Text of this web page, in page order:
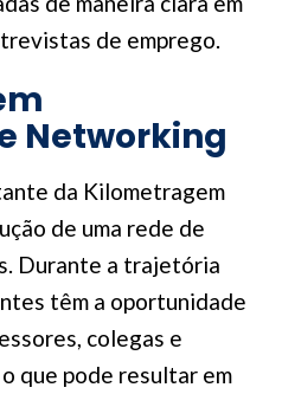
de emprego.
Networking
da Kilometragem
de uma rede de
Durante a trajetória
têm a oportunidade
colegas e
que pode resultar em